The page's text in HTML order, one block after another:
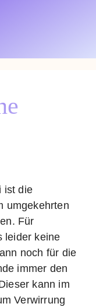
ist die
umgekehrten
Für
leider keine
noch für die
immer den
kann im
Verwirrung